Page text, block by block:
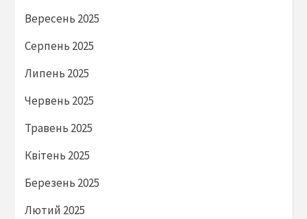
Вересень 2025
Серпень 2025
Липень 2025
Червень 2025
Травень 2025
Квітень 2025
Березень 2025
Лютий 2025